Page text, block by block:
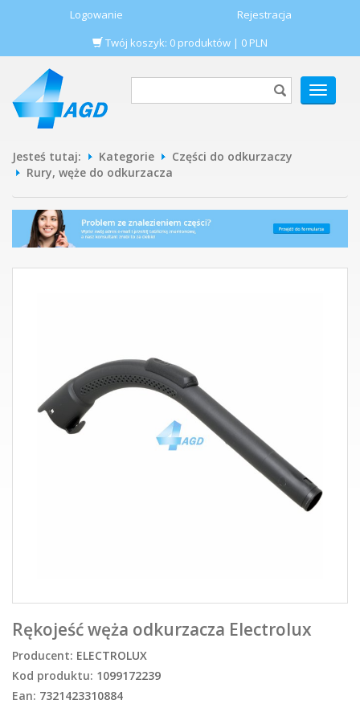
Logowanie
Rejestracja
Twój koszyk: 0 produktów | 0 PLN
POKAŻ
MENU
Jesteś tutaj: Kategorie
Części do odkurzaczy
Rury, węże do odkurzacza
Rękojeść węża odkurzacza Electrolux
Producent: ELECTROLUX
Kod produktu: 1099172239
Ean: 7321423310884